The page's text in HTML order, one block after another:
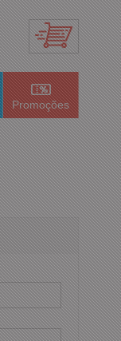
Promoções